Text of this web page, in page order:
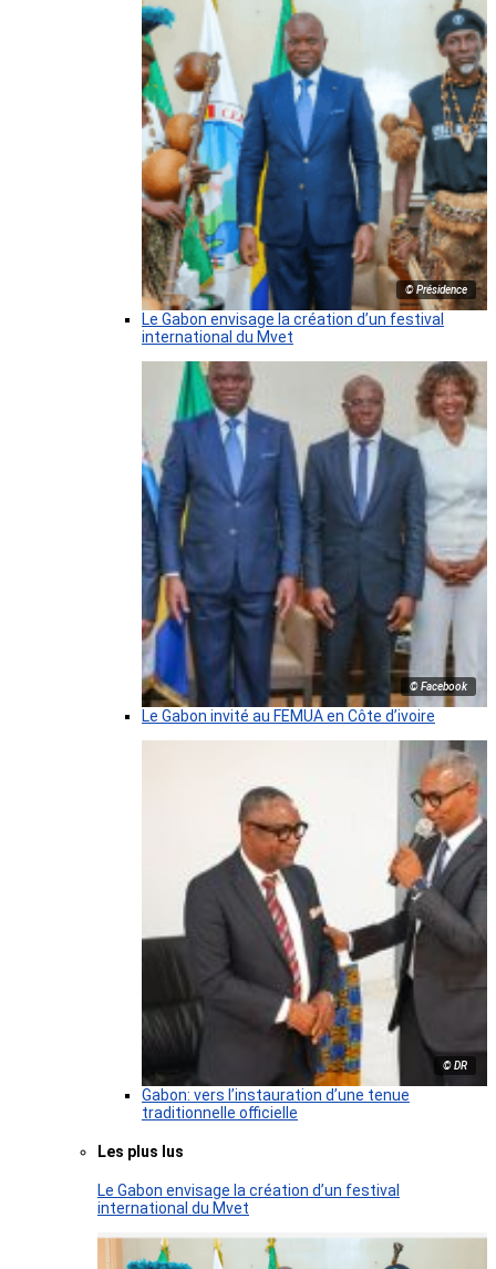
© Présidence
Le Gabon envisage la création d’un festival
international du Mvet
© Facebook
Le Gabon invité au FEMUA en Côte d’ivoire
© DR
Gabon: vers l’instauration d’une tenue
traditionnelle officielle
Les plus lus
Le Gabon envisage la création d’un festival
international du Mvet